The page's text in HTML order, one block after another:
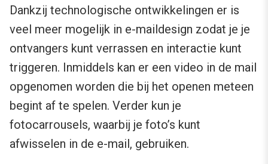
Dankzij technologische ontwikkelingen er is
veel meer mogelijk in e-maildesign zodat je je
ontvangers kunt verrassen en interactie kunt
triggeren. Inmiddels kan er een video in de mail
opgenomen worden die bij het openen meteen
begint af te spelen. Verder kun je
fotocarrousels, waarbij je foto’s kunt
afwisselen in de e-mail, gebruiken.